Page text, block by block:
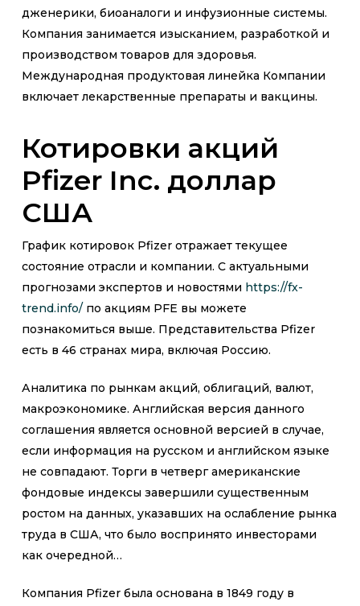
дженерики, биоаналоги и инфузионные системы.
Компания занимается изысканием, разработкой и
производством товаров для здоровья.
Международная продуктовая линейка Компании
включает лекарственные препараты и вакцины.
Котировки акций
Pfizer Inc. доллар
США
График котировок Pfizer отражает текущее
состояние отрасли и компании. С актуальными
прогнозами экспертов и новостями https://fx-
trend.info/по акциям PFE вы можете
познакомиться выше. Представительства Pfizer
есть в 46 странах мира, включая Россию.
Аналитика по рынкам акций, облигаций, валют,
макроэкономике. Английская версия данного
соглашения является основной версией в случае,
если информация на русском и английском языке
не совпадают. Торги в четверг американские
фондовые индексы завершили существенным
ростом на данных, указавших на ослабление рынка
труда в США, что было воспринято инвесторами
как очередной…
Компания Pfizer была основана в 1849 году в